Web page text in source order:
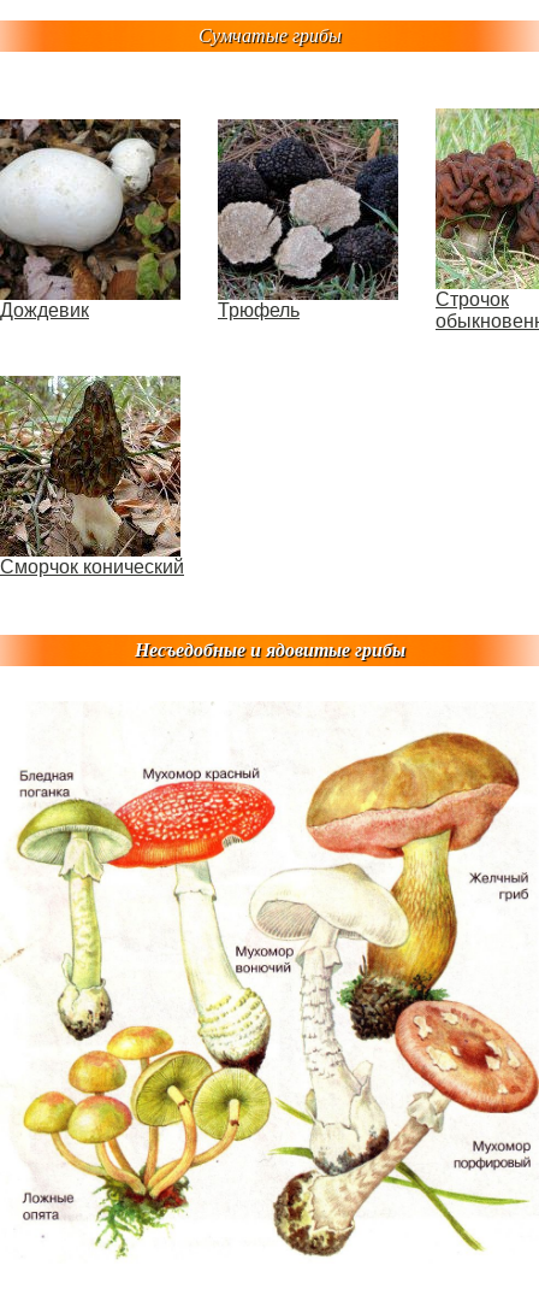
Сумчатые грибы
Дождевик Трюфель
Строчок
Сморчок конический
Несъедобные и ядовитые грибы